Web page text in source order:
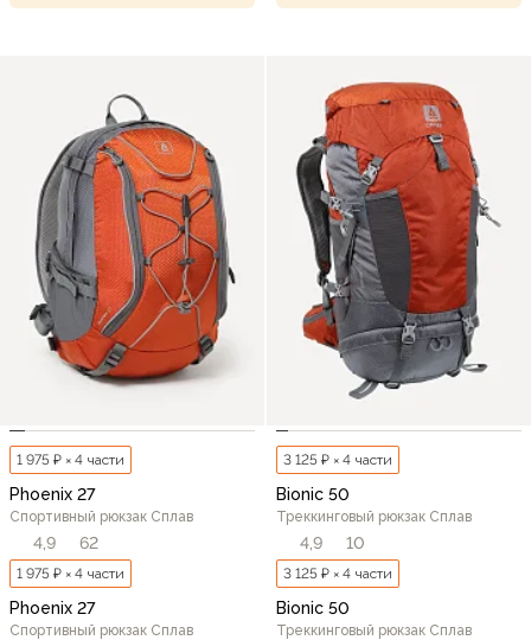
1 975 ₽ × 4 части
Phoenix 27
Спортивный рюкзак Сплав
4,9 62
1 975 ₽ × 4 части
Phoenix 27
Спортивный рюкзак Сплав
3 125 ₽ × 4 части
Bionic 50
Треккинговый рюкзак Сплав
4,9 10
3 125 ₽ × 4 части
Bionic 50
Треккинговый рюкзак Сплав